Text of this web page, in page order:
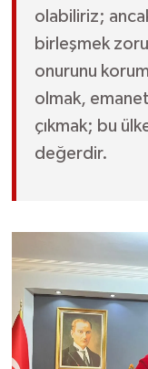
olabiliriz;
birleşmek
onurunu
olmak,
çıkmak; bu
değerdir.